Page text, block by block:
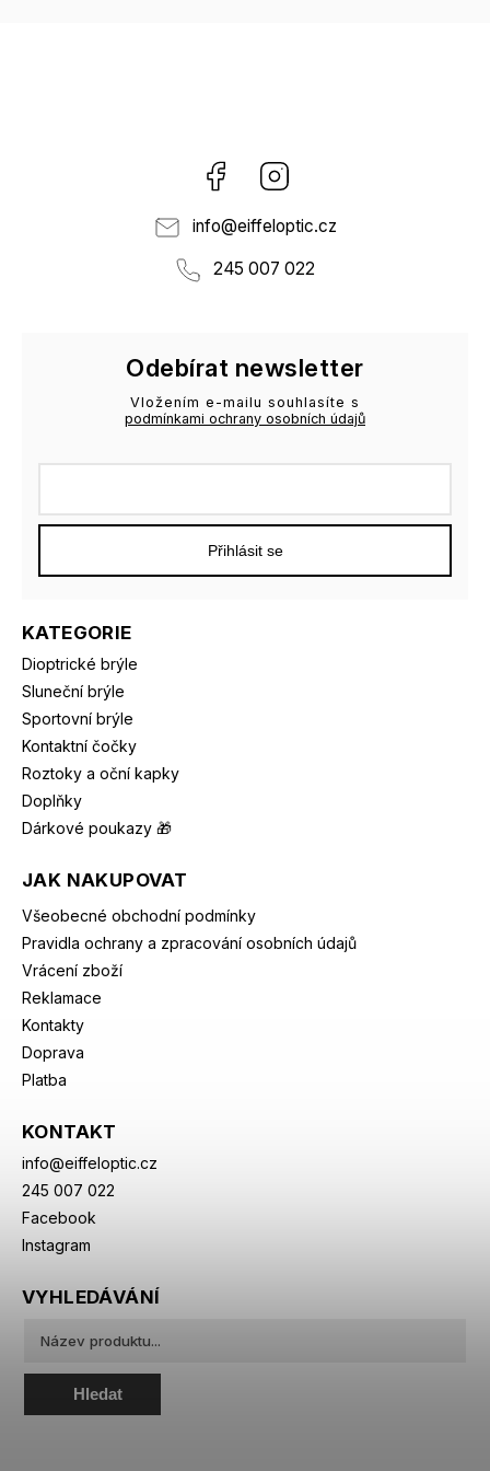
Facebook
info@eiffeloptic.cz
245 007 022
KATEGORIE
Dioptrické brýle
Sluneční brýle
Sportovní brýle
Kontaktní čočky
Roztoky a oční kapky
Doplňky
Dárkové poukazy 🎁
JAK NAKUPOVAT
Všeobecné obchodní podmínky
Pravidla ochrany a zpracování osobních údajů
Vrácení zboží
Reklamace
Kontakty
Doprava
Platba
KONTAKT
info@eiffeloptic.cz
245 007 022
Facebook
Instagram
Odebírat newsletter
Vložením e-mailu souhlasíte s
podmínkami ochrany osobních údajů
Přihlásit se
VYHLEDÁVÁNÍ
Hledat